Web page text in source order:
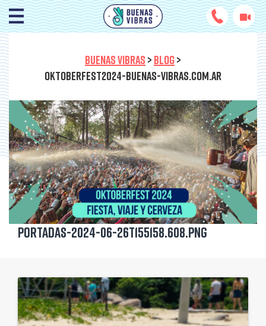
BUENAS VIBRAS > BLOG>
OKTOBERFEST2024-BUENAS-VIBRAS.COM.AR
Portadas-2024-06-26T155158.608.png